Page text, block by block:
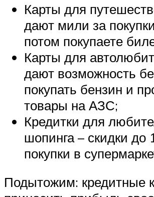
Карты для
дают мили за
потом покупаете
Карты для
дают возможность
покупать бензин и
товары на АЗС;
Кредитки для
шопинга – скидки до
покупки в
Подытожим: кредитные